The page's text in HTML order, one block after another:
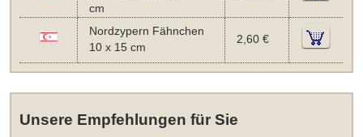
cm
Nordzypern Fähnchen
10 x 15 cm
2,60 €
Unsere Empfehlungen für Sie